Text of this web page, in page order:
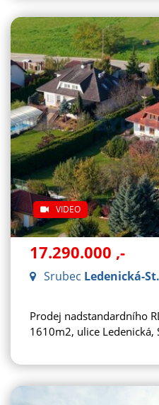
VIDEO
17.290.000 ,-
Srubec Ledenická-
Prodej nadstandardního
1610m2, ulice Ledenická,